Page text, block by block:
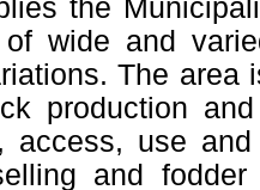
the
wide and
The area
production
access, use
and